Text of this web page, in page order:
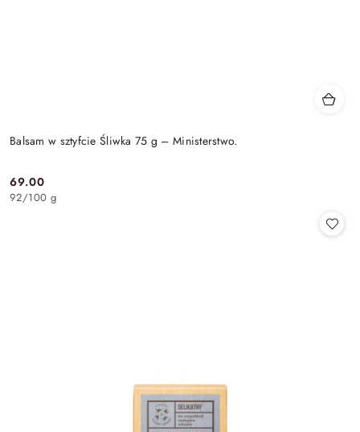
Balsam w sztyfcie Śliwka 75 g – Ministerstwo.
Cena:
69.00
92/100 g